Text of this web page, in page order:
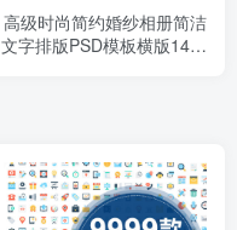
高级时尚简约婚纱相册简洁
文字排版PSD模板横版14寸